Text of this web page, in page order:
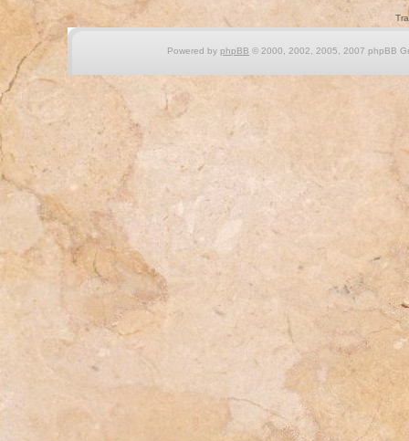
Powered by phpBB © 2000, 2002, 2005, 2007 phpBB